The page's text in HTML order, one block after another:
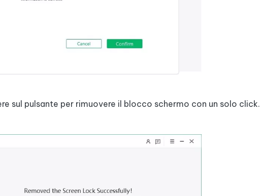
sul pulsante per rimuovere il blocco schermo con un solo click.